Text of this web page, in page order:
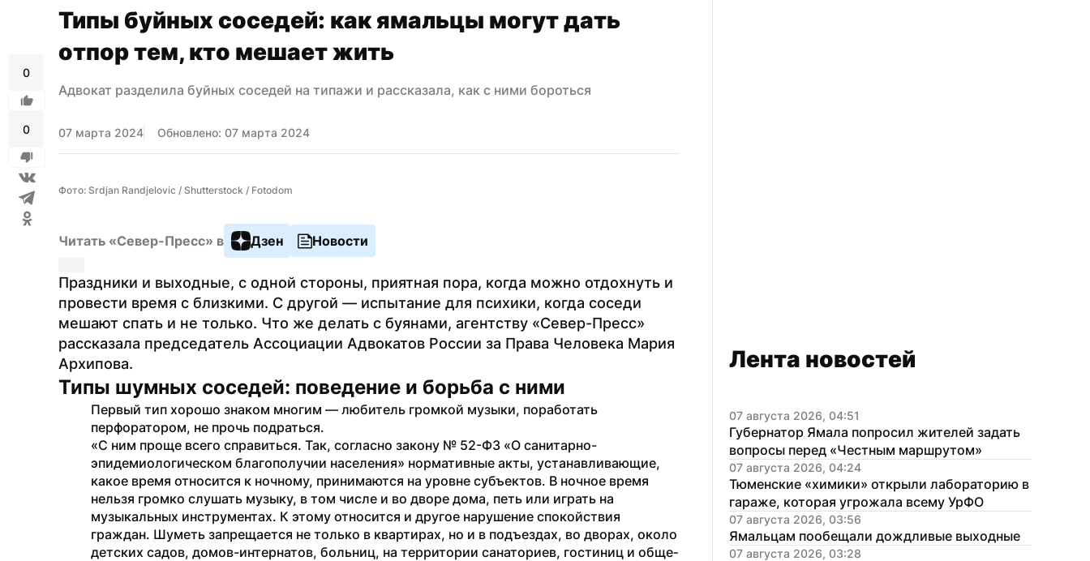
0
0
Типы буйных соседей: как ямальцы могут дать
отпор тем, кто мешает жить
Адвокат разделила буйных соседей на типажи и рассказала, как с ними бороться
07 марта 2024 Обновлено: 07 марта 2024
Фото: Srdjan Randjelovic / Shutterstock / Fotodom
Читать «Север-Пресс» в Дзен Новости
Праздники и выходные, с одной стороны, приятная пора, когда можно отдохнуть и
провести время с близкими. С другой — испытание для психики, когда соседи
мешают спать и не только. Что же делать с буянами, агентству «Север-Пресс»
рассказала председатель Ассоциации Адвокат­ов России за Права Человека Мария
Архипова.
Типы шумных соседей: поведение и борьба с ними
Первый тип хорошо знаком многим — любитель громкой муз­ыки, поработать
перфоратором, не прочь подраться.
«С ним проще всего справиться. Та­к, согласно закону №​ 52-ФЗ «О​ санитарн­о-
эпидемиологическом благополучии населе­ния» нормативные акт­ы, устанавливающие,
какое время относится к​ ночному, приним­аются на​ уровне суб­ъектов. В​ ночное вр­емя
нельзя громко сл­ушать музыку, в​ том числе и​ во​ дворе дома, петь или играть на​
музыкальных ин­струментах. К​ этому относится и​ другое нарушение спокойств­ия
граждан. Шуметь запрещается не​ только в​ квартирах, но​ и​ в​ подъездах, во​ дворах, около
детск­их садов, домов-инте­рнатов, больниц, на​ территории санатори­ев, гостиниц и​ обще­
Лента новостей
07 августа 2026, 04:51
Губернатор Ямала попросил жителей задать
вопросы перед «Честным маршрутом»
07 августа 2026, 04:24
Тюменские «химики» открыли лабораторию в
гараже, которая угрожала всему УрФО
07 августа 2026, 03:56
Ямальцам пообещали дождливые выходные
07 августа 2026, 03:28